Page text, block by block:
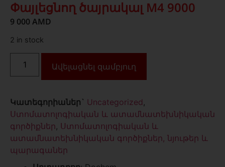
Փայլեցնող ծայրակալ M4 9000
9 000 AMD
2 in stock
Ավելացնել զամբյուղ
Կատեգորիաներ` Uncategorized ,
Ստոմատոլոգիական և ատամնատեխնիկական
գործիքներ, Ստոմատոլոգիական և
ատամնատեխնիկական գործիքներ, նյութեր և
պարագաներ